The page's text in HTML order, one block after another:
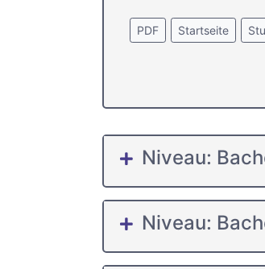
PDF Startseite
Niveau:
Niveau: